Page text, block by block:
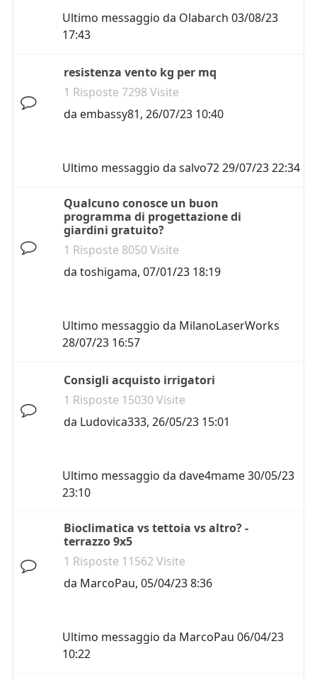
Ultimo messaggio da Olabarch 03/08/23
17:43
resistenza vento kg per mq
1 Risposte 7298 Visite
da embassy81, 26/07/23 10:40
Ultimo messaggio da salvo7229/07/23 22:34
Qualcuno conosce un buon
programma di progettazione di
giardini gratuito?
1 Risposte 8050 Visite
da toshigama, 07/01/23 18:19
Ultimo messaggio da MilanoLaserWorks
28/07/23 16:57
Consigli acquisto irrigatori
1 Risposte 15030 Visite
da Ludovica333, 26/05/23 15:01
Ultimo messaggio da dave4mame30/05/23
23:10
Bioclimatica vs tettoia vs altro? -
terrazzo 9x5
1 Risposte 11562 Visite
da MarcoPau, 05/04/23 8:36
Ultimo messaggio da MarcoPau 06/04/23
10:22